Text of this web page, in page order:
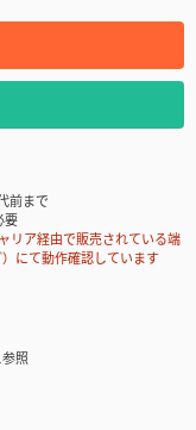
前まで
要
ア経由で販売されている端
にて動作確認しています
照